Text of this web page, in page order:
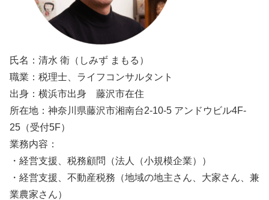
氏名：清水 衛（しみず まもる）
職業：税理士、ライフコンサルタント
出身：横浜市出身 藤沢市在住
所在地：神奈川県藤沢市湘南台2-10-5 アンドウビル4F-
25（受付5F）
業務内容：
・経営支援、税務顧問（法人（小規模企業））
・経営支援、不動産税務（地域の地主さん、大家さん、兼
業農家さん）